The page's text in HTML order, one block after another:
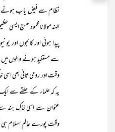
نظام سے فیض یاب ہونے
الہندمولانا محمود حسنؒ ایسی
پیدا ہوئی اور کالجوں اور
سے مستفید ہونے والوں میں
وقت اور رومی ثانی بھی
یہ کہ علماء کے حلقے سے
عنوان سے اسی خاک
وقت پورے عالم اسلام ہی